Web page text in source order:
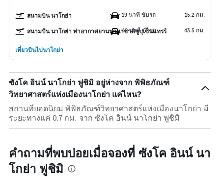
สนามบิน นาโกย่า 19 นาที ขับรถ 15.2 กม.
สนามบิน นาโกย่า ท่าอากาศยานนานาชาติชูบุเซ็นแทรร์
49 นาที ขับรถ 43.5 กม.
เที่ยวบินไปนาโกย่า
ซังโค อินน์ นาโกย่า ฟูชิมิ อยู่ห่างจาก พิพิธภัณฑ์
วิทยาศาสตร์แห่งเมืองนาโกย่า แค่ไหน?
สถานที่ยอดนิยม พิพิธภัณฑ์วิทยาศาสตร์แห่งเมืองนาโกย่า มี
ระยะทางแค่ 0.7 กม. จาก ซังโค อินน์ นาโกย่า ฟูชิมิ
คำถามที่พบบ่อยเมื่อจองที่ ซังโค อินน์ นา
โกย่า ฟูชิมิ